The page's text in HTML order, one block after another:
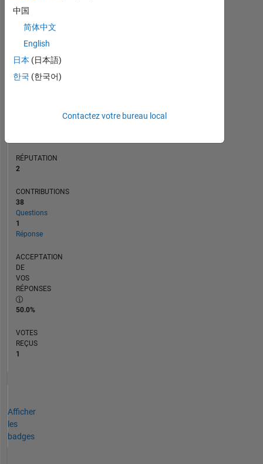
07/19
04/20
01/21
10/21
04/23
01/24
10/24
04/26
05/20
03/21
01/22
11/22
09/23
05/25
03/26
RANG
RÉPUTATION
2
CONTRIBUTIONS
38
Questions
1
Réponse
ACCEPTATION
DE
VOS
RÉPONSES
50.0%
VOTES
REÇUS
1
Afficher
les
badges
中国
简体中文
English
日本 (日本語)
한국 (한국어)
Contactez votre bureau local